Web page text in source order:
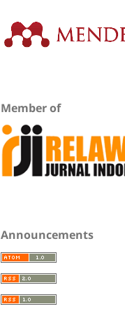
Member of
Announcements